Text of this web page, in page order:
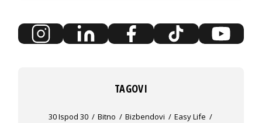
TAGOVI
30 Ispod 30 Bitno Bizbendovi
Easy Life